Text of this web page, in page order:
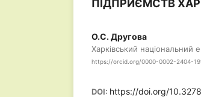
ПІДПРИЄМСТВ
О.С. Другова
Харківський національний
https://orcid.org/0000-0002-2404-
DOI: https://doi.org/